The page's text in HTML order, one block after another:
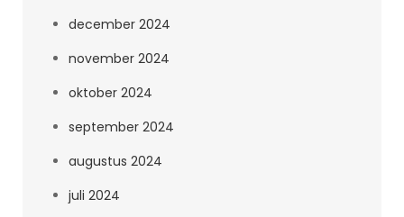
december 2024
november 2024
oktober 2024
september 2024
augustus 2024
juli 2024